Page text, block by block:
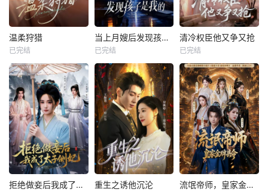
温柔狩猎
已完结
当上月嫂后发现孩子是我的
已完结
清冷权臣他又争又抢
已完结
拒绝做妾后我成了太子侧妃 重生之诱他沉沦 流氓帝师，皇家金牌县令